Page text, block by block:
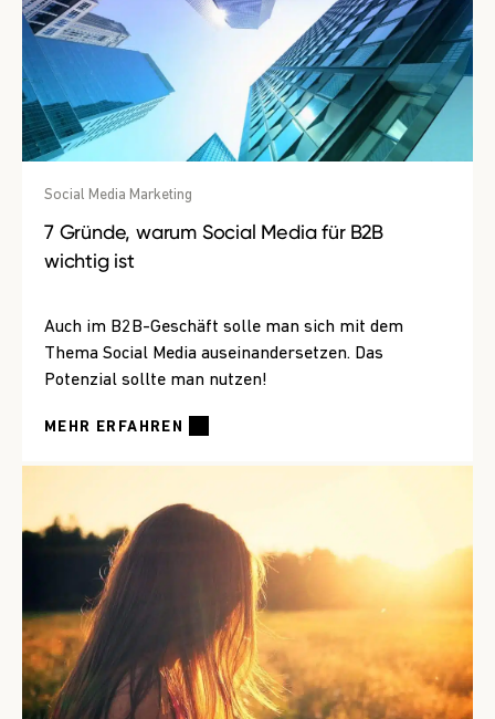
Social Media Marketing
7 Gründe, warum Social Media für B2B
wichtig ist
Auch im B2B-Geschäft solle man sich mit dem
Thema Social Media auseinandersetzen. Das
Potenzial sollte man nutzen!
MEHR ERFAHREN